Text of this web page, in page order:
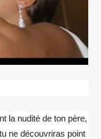
la nudité de ton père,
ne découvriras point